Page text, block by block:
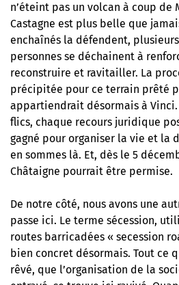
n’éteint pas un volcan à coup de
Castagne est plus belle que
enchaînés la défendent,
personnes se déchainent à
reconstruire et ravitailler. La
précipitée pour ce terrain prêté
appartiendrait désormais à
flics, chaque recours juridique
gagné pour organiser la vie et la
en sommes là. Et, dès le 5
Châtaigne pourrait être permise.
De notre côté, nous avons une
passe ici. Le terme sécession,
routes barricadées « secession
bien concret désormais. Tout ce
rêvé, que l’organisation de la